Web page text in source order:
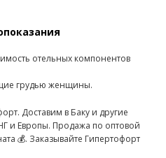
отельных компонентов
грудью женщины.
Доставим в Баку и другие
и Европы. Продажа по оптовой
💰. Заказывайте Гипертофорт